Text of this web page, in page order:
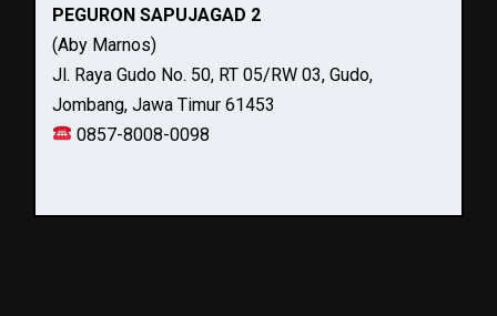
PEGURON SAPUJAGAD 2
(Aby Marnos)
Jl. Raya Gudo No. 50, RT 05/RW 03, Gudo,
Jombang, Jawa Timur 61453
0857-8008-0098